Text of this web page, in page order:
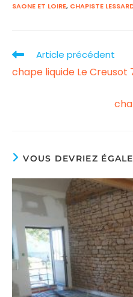
SAONE ET LOIRE, CHAPISTE
Read
more
Article précédent
chape liquide Le Creusot
VOUS DEVRIEZ